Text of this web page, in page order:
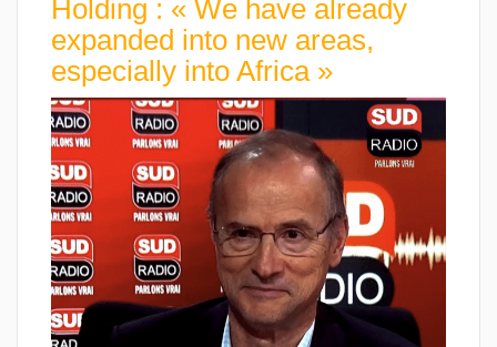
Holding : « We have already
expanded into new areas,
especially into Africa »